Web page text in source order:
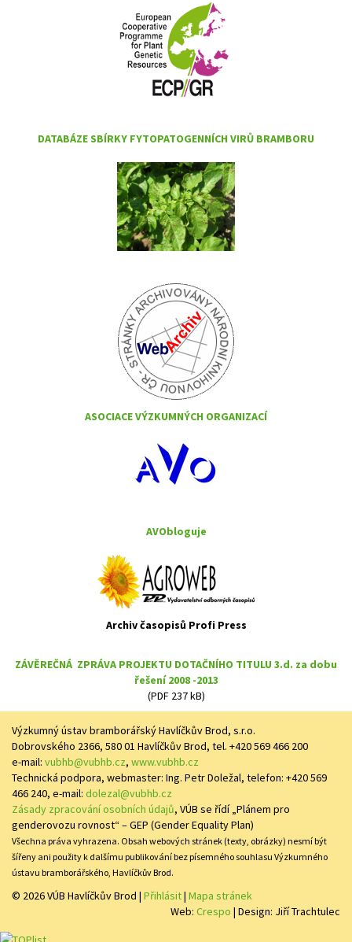
DATABÁZE SBÍRKY FYTOPATOGENNÍCH VIRŮ BRAMBORU
ASOCIACE VÝZKUMNÝCH ORGANIZACÍ
AVObloguje
Archiv časopisů Profi Press
ZÁVĚREČNÁ ZPRÁVA PROJEKTU DOTAČNÍHO TITULU 3.d. za dobu
řešení 2008 -2013
(PDF 237 kB)
Výzkumný ústav bramborářský Havlíčkův Brod, s.r.o.
Dobrovského 2366, 580 01 Havlíčkův Brod, tel. +420 569 466 200
e-mail: vubhb@vubhb.cz, www.vubhb.cz
Technická podpora, webmaster: Ing. Petr Doležal, telefon: +420 569
466 240, e-mail: dolezal@vubhb.cz
Zásady zpracování osobních údajů, VÚB se řídí „Plánem pro
genderovozu rovnost“ – GEP (Gender Equality Plan)
Všechna práva vyhrazena. Obsah webových stránek (texty, obrázky) nesmí být
šířeny ani použity k dalšímu publikování bez písemného souhlasu Výzkumného
ústavu bramborářského, Havlíčkův Brod.
© 2026 VÚB Havlíčkův Brod | Přihlásit| Mapa stránek
Web: Crespo | Design: Jiří Trachtulec